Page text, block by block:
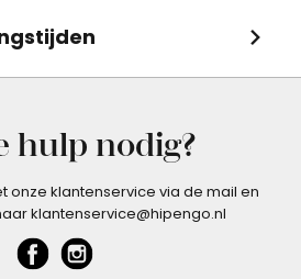
hulp nodig?
onze klantenservice via de mail en
klantenservice@hipengo.nl